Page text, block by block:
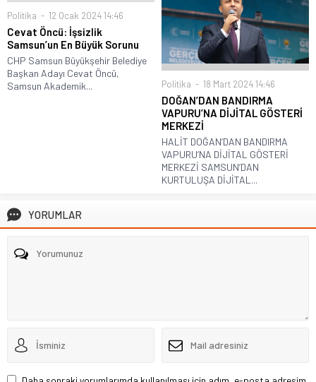
Politika 12 Ocak 2024 14:46
Cevat Öncü: İşsizlik
Samsun’un En Büyük Sorunu
CHP Samsun Büyükşehir Belediye
Başkan Adayı Cevat Öncü,
Samsun Akademik...
Politika 18 Mart 2024 14:46
DOĞAN’DAN BANDIRMA
VAPURU’NA DİJİTAL GÖSTERİ
MERKEZİ
HALİT DOĞAN’DAN BANDIRMA
VAPURU’NA DİJİTAL GÖSTERİ
MERKEZİ SAMSUN’DAN
KURTULUŞA DİJİTAL...
YORUMLAR